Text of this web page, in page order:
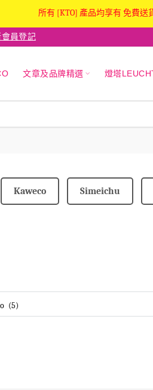
所有 [KTO] 產品均享有 免費送
員登記
文章及品牌精選 燈塔
Kaweco Simeichu
5